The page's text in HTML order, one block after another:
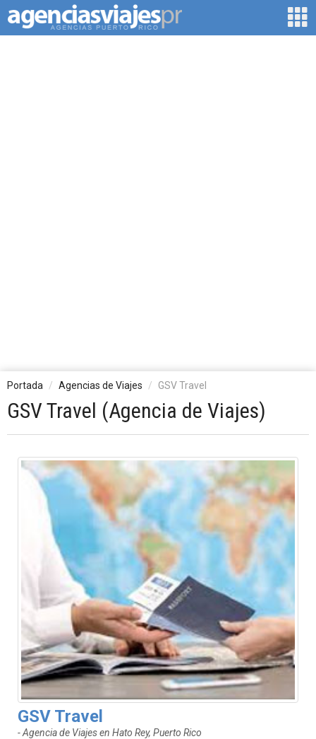
Portada Agencias de Viajes GSV Travel
GSV Travel (Agencia de Viajes)
GSV Travel
- Agencia de Viajes en Hato Rey, Puerto Rico